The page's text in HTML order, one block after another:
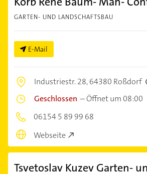
GARTEN- UND LANDSCHAFTSBAU
E-Mail
Industriestr. 28,64380 Roßdorf
Geschlossen –Öffnet um 08:00
06154 5 89 99 68
Webseite
Tsvetoslav Kuzev Garten-